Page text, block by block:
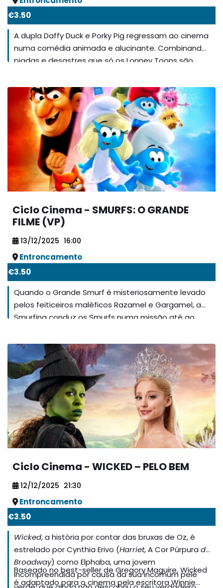
€3.50
A dupla Daffy Duck e Porky Pig regressam ao cinema
numa comédia animada e alucinante. Combinando
piadas e desastres que só os Lonney Toons são
amiga, tentam salvar o mundo de uma terrível
ameaça.
Ciclo Cinema - SMURFS: O GRANDE
FILME (VP)
13/12/2025 16:00
Entroncamento
€3.50
Quando o Grande Smurf é misteriosamente levado
pelos feiticeiros maléficos Razamel e Gargamel, a
Smurfina conduz os Smurfs numa missão até ao
amigos, os Smurfs têm de descobrir o que define o
seu destino para salvar o universo. SMURFS: O
GRANDE FILME conta, tanto na versão original, como
na dobrada, com um extraordinário elenco de vozes.
Ciclo Cinema - WICKED – PELO BEM
12/12/2025 21:30
Entroncamento
€3.50
Wicked, a história por contar das bruxas de Oz, é
estrelado por Cynthia Erivo (Harriet, A Cor Púrpura da
Broadway) como Elphaba, uma jovem
incompreendida por causa da sua incomum pele
Baseado no best-seller de Gregory Maguire, Wicked
é adaptado para o cinema pela escritora Winnie